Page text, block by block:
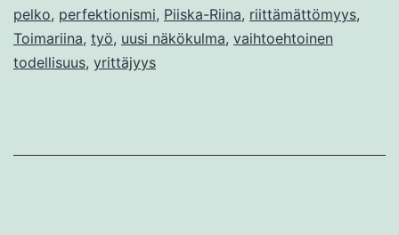
pelko, perfektionismi, Piiska-Riina, riittämättömyys,
Toimariina, työ, uusi näkökulma, vaihtoehtoinen
todellisuus, yrittäjyys